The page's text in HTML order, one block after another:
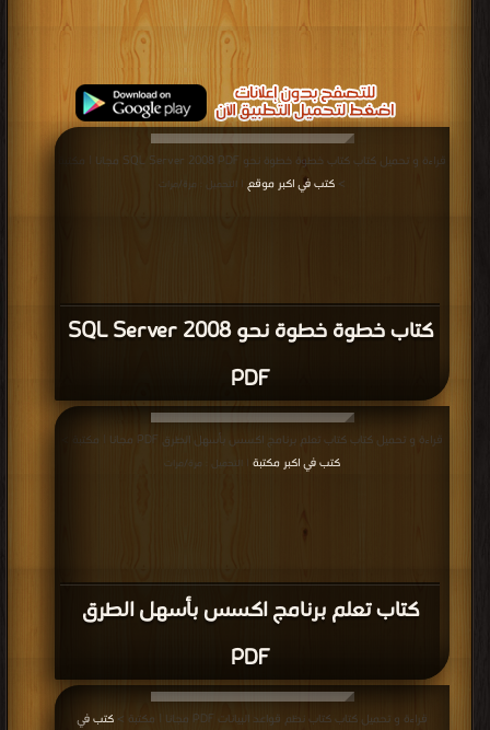
كتاب خطوة خطوة نحو SQL Server 2008
PDF
قراءة و تحميل كتاب كتاب خطوة خطوة نحو SQL Server 2008 PDF مجانا | مكتبة
> كتب في اكبر موقع | التحميل : مرة/مرات
كتاب تعلم برنامج اكسس بأسهل الطرق
PDF
قراءة و تحميل كتاب كتاب تعلم برنامج اكسس بأسهل الطرق PDF مجانا | مكتبة >
كتب في اكبر مكتبة
| التحميل : مرة/مرات
قراءة و تحميل كتاب كتاب نظم قواعد البيانات PDF مجانا | مكتبة > كتب في